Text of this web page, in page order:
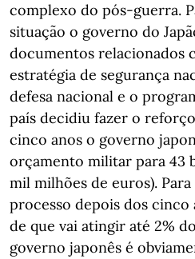
complexo do pós-guerra.
situação o governo do
documentos relacionados
estratégia de segurança
defesa nacional e o
país decidiu fazer o
cinco anos o governo
orçamento militar para 43
mil milhões de euros).
processo depois dos cinco
de que vai atingir até 2%
governo japonês é